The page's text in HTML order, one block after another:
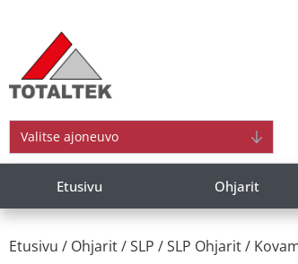
Valitse ajoneuvo
Etusivu Ohjarit
Etusivu / Ohjarit/SLP /SLP Ohjarit/